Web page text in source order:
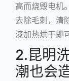
高而烧毁电机
去除毛刺，清
漆加热烘干即
2.昆明
潮也会